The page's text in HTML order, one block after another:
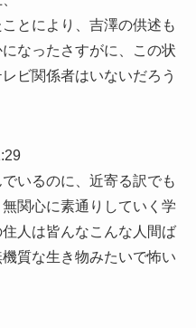
とにより、吉澤の供述も
なったさすがに、この状
ビ関係者はいないだろう
いるのに、近寄る訳でも
関心に素通りしていく学
人は皆んなこんな人間ば
質な生き物みたいで怖い